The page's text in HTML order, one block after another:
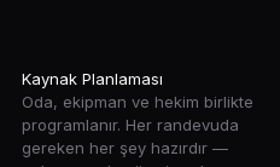
Kaynak Planlaması
Oda, ekipman ve hekim birlikte
programlanır. Her randevuda
gereken her şey hazırdır —